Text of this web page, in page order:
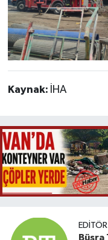
Kaynak: İHA
Büşra